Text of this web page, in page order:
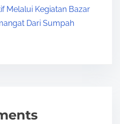
Melalui Kegiatan Bazar
Dari Sumpah